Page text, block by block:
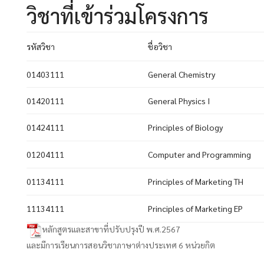
วิชาที่เข้าร่วมโครงการ
รหัสวิชา ชื่อวิชา
01403111 General Chemistry
01420111 General Physics I
01424111 Principles of Biology
01204111 Computer and Programming
01134111 Principles of Marketing TH
11134111
Principles of Marketing EP
หลักสูตรและสาขาที่ปรับปรุงปี พ.ศ.2567
และมีการเรียนการสอนวิชาภาษาต่างประเทศ 6 หน่วยกิต